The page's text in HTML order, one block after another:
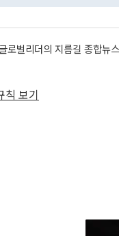
로벌리더의 지름길 종합
칙 보기